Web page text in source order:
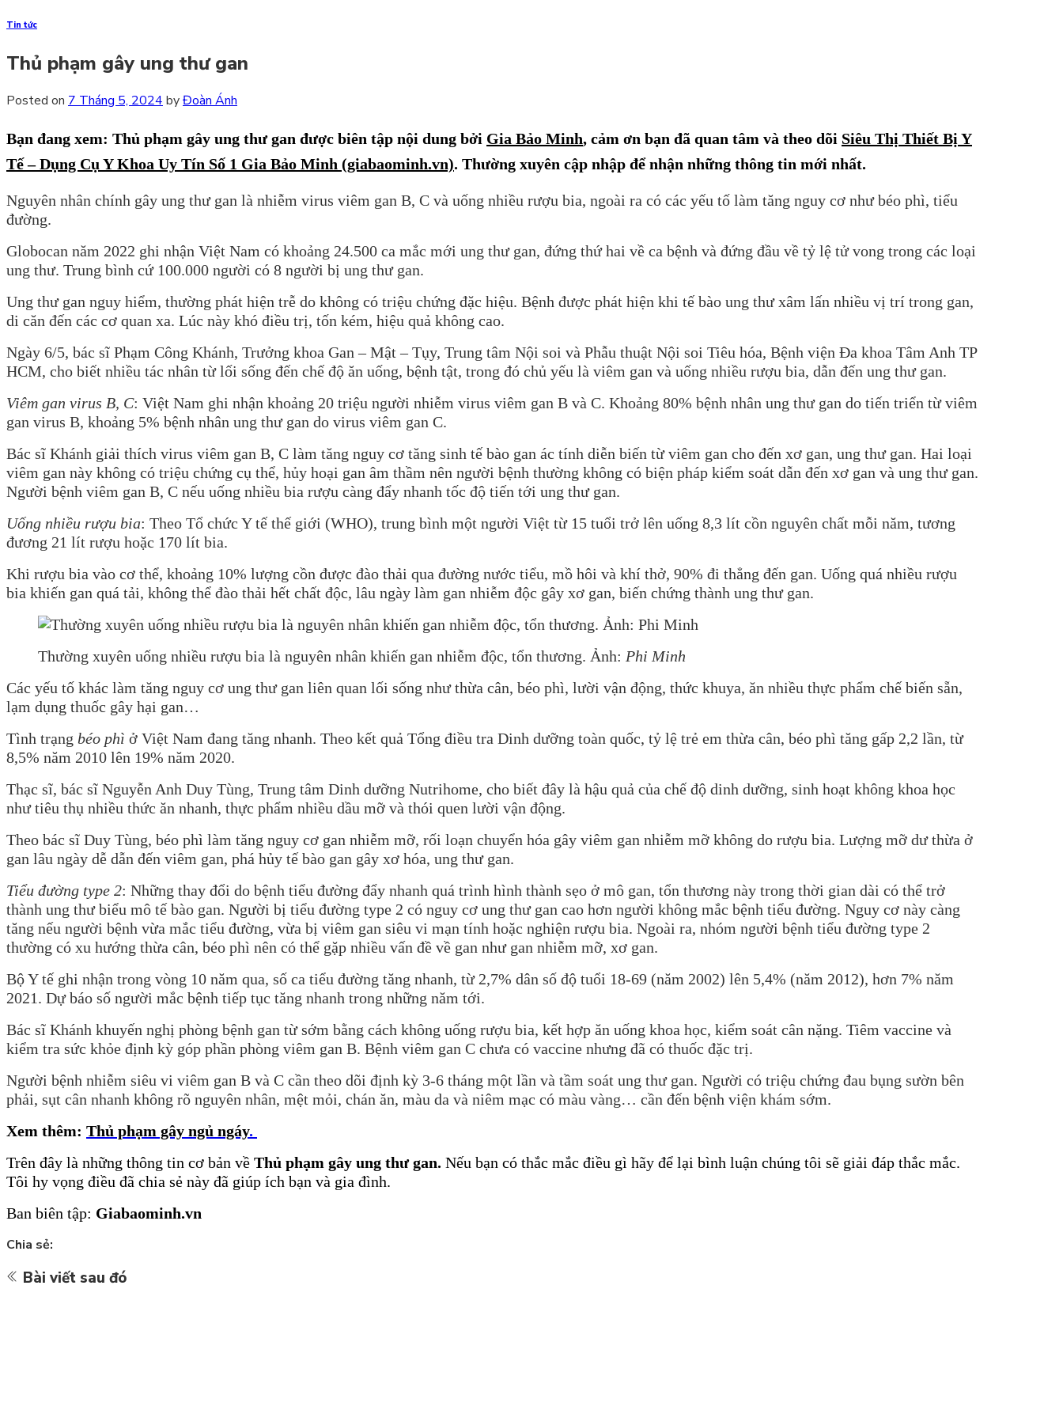
Tin tức
Thủ phạm gây ung thư gan
Posted on 7 Tháng 5, 2024 byĐoàn Ánh
Bạn đang xem: Thủ phạm gây ung thư gan được biên tập nội dung bởi Gia Bảo Minh, cảm ơn bạn đã quan tâm và theo dõi Siêu Thị Thiết Bị Y
Tế – Dụng Cụ Y Khoa Uy Tín Số 1 Gia Bảo Minh (giabaominh.vn). Thường xuyên cập nhập để nhận những thông tin mới nhất.
Nguyên nhân chính gây ung thư gan là nhiễm virus viêm gan B, C và uống nhiều rượu bia, ngoài ra có các yếu tố làm tăng nguy cơ như béo phì, tiểu
đường.
Globocan năm 2022 ghi nhận Việt Nam có khoảng 24.500 ca mắc mới ung thư gan, đứng thứ hai về ca bệnh và đứng đầu về tỷ lệ tử vong trong các loại
ung thư. Trung bình cứ 100.000 người có 8 người bị ung thư gan.
Ung thư gan nguy hiểm, thường phát hiện trễ do không có triệu chứng đặc hiệu. Bệnh được phát hiện khi tế bào ung thư xâm lấn nhiều vị trí trong gan,
di căn đến các cơ quan xa. Lúc này khó điều trị, tốn kém, hiệu quả không cao.
Ngày 6/5, bác sĩ Phạm Công Khánh, Trưởng khoa Gan – Mật – Tụy, Trung tâm Nội soi và Phẫu thuật Nội soi Tiêu hóa, Bệnh viện Đa khoa Tâm Anh TP
HCM, cho biết nhiều tác nhân từ lối sống đến chế độ ăn uống, bệnh tật, trong đó chủ yếu là viêm gan và uống nhiều rượu bia, dẫn đến ung thư gan.
Viêm gan virus B, C: Việt Nam ghi nhận khoảng 20 triệu người nhiễm virus viêm gan B và C. Khoảng 80% bệnh nhân ung thư gan do tiến triển từ viêm
gan virus B, khoảng 5% bệnh nhân ung thư gan do virus viêm gan C.
Bác sĩ Khánh giải thích virus viêm gan B, C làm tăng nguy cơ tăng sinh tế bào gan ác tính diễn biến từ viêm gan cho đến xơ gan, ung thư gan. Hai loại
viêm gan này không có triệu chứng cụ thể, hủy hoại gan âm thầm nên người bệnh thường không có biện pháp kiểm soát dẫn đến xơ gan và ung thư gan.
Người bệnh viêm gan B, C nếu uống nhiều bia rượu càng đẩy nhanh tốc độ tiến tới ung thư gan.
Uống nhiều rượu bia: Theo Tổ chức Y tế thế giới (WHO), trung bình một người Việt từ 15 tuổi trở lên uống 8,3 lít cồn nguyên chất mỗi năm, tương
đương 21 lít rượu hoặc 170 lít bia.
Khi rượu bia vào cơ thể, khoảng 10% lượng cồn được đào thải qua đường nước tiểu, mồ hôi và khí thở, 90% đi thẳng đến gan. Uống quá nhiều rượu
bia khiến gan quá tải, không thể đào thải hết chất độc, lâu ngày làm gan nhiễm độc gây xơ gan, biến chứng thành ung thư gan.
Thường xuyên uống nhiều rượu bia là nguyên nhân khiến gan nhiễm độc, tổn thương. Ảnh: Phi Minh
Các yếu tố khác làm tăng nguy cơ ung thư gan liên quan lối sống như thừa cân, béo phì, lười vận động, thức khuya, ăn nhiều thực phẩm chế biến sẵn,
lạm dụng thuốc gây hại gan…
Tình trạng béo phì ở Việt Nam đang tăng nhanh. Theo kết quả Tổng điều tra Dinh dưỡng toàn quốc, tỷ lệ trẻ em thừa cân, béo phì tăng gấp 2,2 lần, từ
8,5% năm 2010 lên 19% năm 2020.
Thạc sĩ, bác sĩ Nguyễn Anh Duy Tùng, Trung tâm Dinh dưỡng Nutrihome, cho biết đây là hậu quả của chế độ dinh dưỡng, sinh hoạt không khoa học
như tiêu thụ nhiều thức ăn nhanh, thực phẩm nhiều dầu mỡ và thói quen lười vận động.
Theo bác sĩ Duy Tùng, béo phì làm tăng nguy cơ gan nhiễm mỡ, rối loạn chuyển hóa gây viêm gan nhiễm mỡ không do rượu bia. Lượng mỡ dư thừa ở
gan lâu ngày dễ dẫn đến viêm gan, phá hủy tế bào gan gây xơ hóa, ung thư gan.
Tiểu đường type 2: Những thay đổi do bệnh tiểu đường đẩy nhanh quá trình hình thành sẹo ở mô gan, tổn thương này trong thời gian dài có thể trở
thành ung thư biểu mô tế bào gan. Người bị tiểu đường type 2 có nguy cơ ung thư gan cao hơn người không mắc bệnh tiểu đường. Nguy cơ này càng
tăng nếu người bệnh vừa mắc tiểu đường, vừa bị viêm gan siêu vi mạn tính hoặc nghiện rượu bia. Ngoài ra, nhóm người bệnh tiểu đường type 2
thường có xu hướng thừa cân, béo phì nên có thể gặp nhiều vấn đề về gan như gan nhiễm mỡ, xơ gan.
Bộ Y tế ghi nhận trong vòng 10 năm qua, số ca tiểu đường tăng nhanh, từ 2,7% dân số độ tuổi 18-69 (năm 2002) lên 5,4% (năm 2012), hơn 7% năm
2021. Dự báo số người mắc bệnh tiếp tục tăng nhanh trong những năm tới.
Bác sĩ Khánh khuyến nghị phòng bệnh gan từ sớm bằng cách không uống rượu bia, kết hợp ăn uống khoa học, kiểm soát cân nặng. Tiêm vaccine và
kiểm tra sức khỏe định kỳ góp phần phòng viêm gan B. Bệnh viêm gan C chưa có vaccine nhưng đã có thuốc đặc trị.
Người bệnh nhiễm siêu vi viêm gan B và C cần theo dõi định kỳ 3-6 tháng một lần và tầm soát ung thư gan. Người có triệu chứng đau bụng sườn bên
phải, sụt cân nhanh không rõ nguyên nhân, mệt mỏi, chán ăn, màu da và niêm mạc có màu vàng… cần đến bệnh viện khám sớm.
Xem thêm: Thủ phạm gây ngủ ngáy.
Trên đây là những thông tin cơ bản về Thủ phạm gây ung thư gan. Nếu bạn có thắc mắc điều gì hãy để lại bình luận chúng tôi sẽ giải đáp thắc mắc.
Tôi hy vọng điều đã chia sẻ này đã giúp ích bạn và gia đình.
Ban biên tập: Giabaominh.vn
Chia sẻ:
Bài viết sau đó